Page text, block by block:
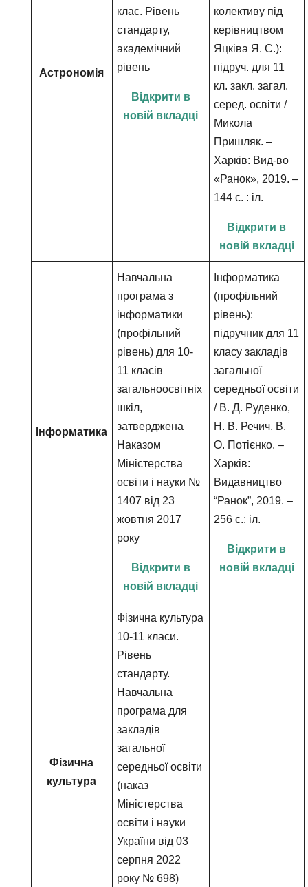
Астрономія
клас. Рівень
стандарту,
академічний
рівень
Відкрити в
новій вкладці
колективу під
керівництвом
Яцківа Я. С.):
підруч. для 11
кл. закл. загал.
серед. освіти /
Микола
Пришляк. –
Харків: Вид-во
«Ранок», 2019. –
144 с. : іл.
Відкрити в
новій вкладці
Інформатика
Навчальна
програма з
інформатики
(профільний
рівень) для 10-
11 класів
загальноосвітніх
шкіл,
затверджена
Наказом
Міністерства
освіти і науки №
1407 від 23
жовтня 2017
року
Відкрити в
новій вкладці
Інформатика
(профільний
рівень):
підручник для 11
класу закладів
загальної
середньої освіти
/ В. Д. Руденко,
Н. В. Речич, В.
О. Потієнко. –
Харків:
Видавництво
“Ранок”, 2019. –
256 c.: іл.
Відкрити в
новій вкладці
Фізична
культура
Фізична культура
10-11 класи.
Рівень
стандарту.
Навчальна
програма для
закладів
загальної
середньої освіти
(наказ
Міністерства
освіти і науки
України від 03
серпня 2022
року № 698)